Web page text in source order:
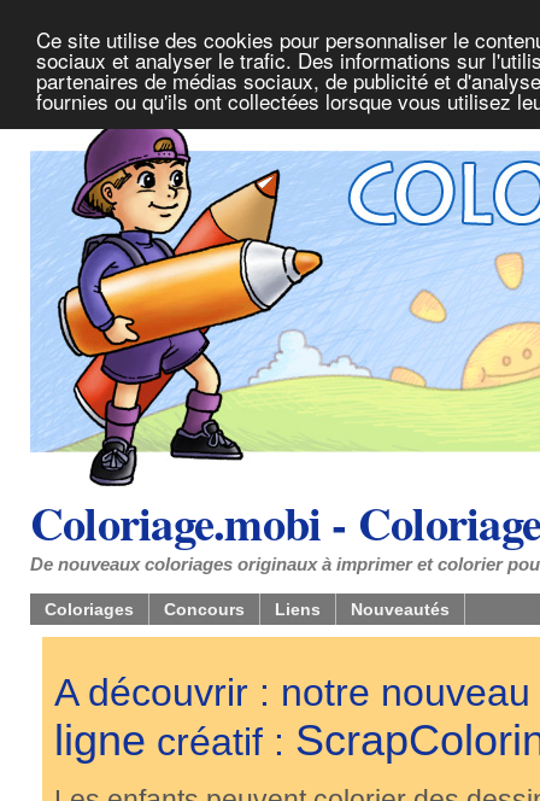
Ce site utilise des cookies pour personnaliser le
sociaux et analyser le trafic. Des informations sur
partenaires de médias sociaux, de publicité et
fournies ou qu'ils ont collectées lorsque vous utilisez
Coloriage.mobi -
De nouveaux coloriages originaux à imprimer et colorier
Coloriages Concours Liens Nouveautés
A découvrir : notre
ligne créatif :